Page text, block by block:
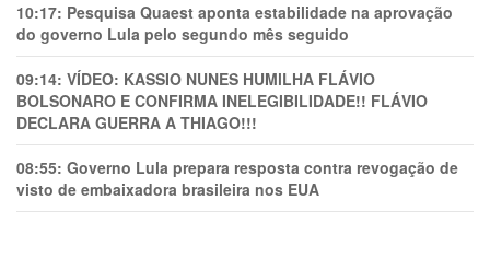
10:17: Pesquisa Quaest aponta estabilidade na aprovação
do governo Lula pelo segundo mês seguido
09:14: VÍDEO: KASSIO NUNES HUMlLHA FLÁVIO
BOLSONARO E CONFIRMA INELEGIBILIDADE!! FLÁVIO
DECLARA GUERRA A THIAGO!!!
08:55: Governo Lula prepara resposta contra revogação de
visto de embaixadora brasileira nos EUA